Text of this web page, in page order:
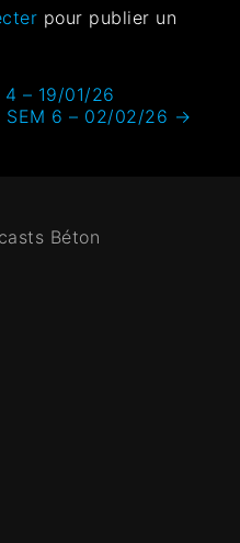
pour publier un
4 – 19/01/26
SEM 6 – 02/02/26 →
Béton